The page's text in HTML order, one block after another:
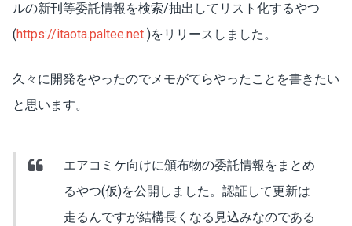
ルの新刊等委託情報を検索/抽出してリスト化するやつ
(https://itaota.paltee.net)をリリースしました。
久々に開発をやったのでメモがてらやったことを書きたい
と思います。
エアコミケ向けに頒布物の委託情報をまとめ
るやつ(仮)を公開しました。認証して更新は
走るんですが結構長くなる見込みなのである